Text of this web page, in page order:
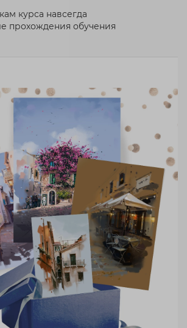
курса навсегда
прохождения обучения